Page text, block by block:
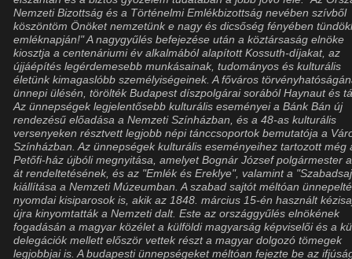
Nemzeti Bizottság és a Történelmi Emlékbizottság nevében szívből
köszöntöm Önöket nemzetünk e nagy és dicsőség fényében
emléknapján!" A nagygyűlés befejezése után a köztársaság elnöke
kiosztja a centenáriumi év alkalmából alapított Kossuth-díjakat, az
újjáépítés legérdemesebb munkásainak, tudományos és kulturális
életünk kimagaslóbb személyiségeinek. A főváros
ünnepi ülésén, törölték Budapest díszpolgárai sorából Haynaut és
Az ünnepségek legjelentősebb kulturális eseményei a Bánk Bán új
rendezésű előadása a Nemzeti Színházban, és a 48-as kulturális
versenyeken résztvett legjobb népi tánccsoportok bemutatója a
Színházban. Az ünnepségek kulturális eseményeihez tartozott még
Petőfi-ház újbóli megnyitása, amelyet Bognár József polgármester
át rendeltetésének, és az "Emlék és Ereklye", valamint a
kiállítása a Nemzeti Múzeumban. A szabad sajtót méltóan
nyomdai kisiparosok is, akik az 1848. március 15-én használt
újra kinyomtatták a Nemzeti dalt. Este az országgyűlés elnökének
fogadásán a magyar közélet a külföldi magyarság képviselői és a
delegációk mellett először vettek részt a magyar dolgozó tömegek
legjobbjai is. A budapesti ünnepségeket méltóan fejezte be az